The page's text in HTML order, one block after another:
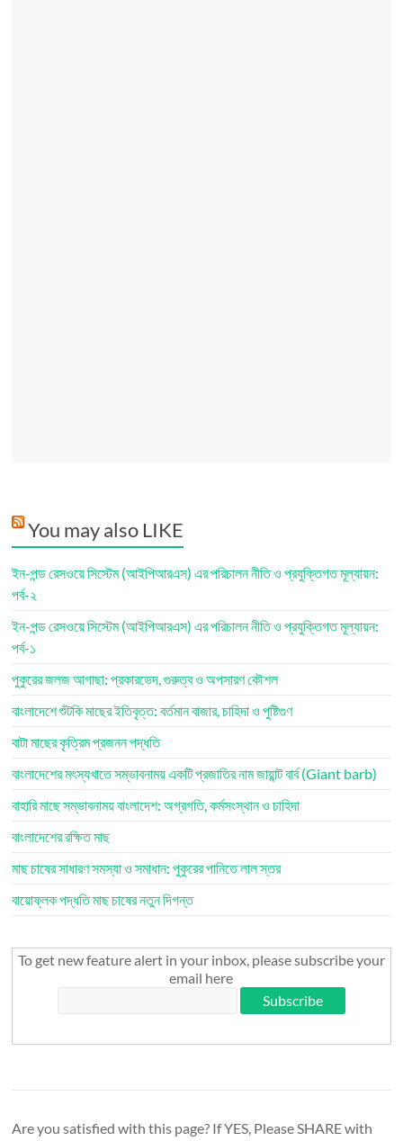
You may also LIKE
ইন-পন্ড রেসওয়ে সিস্টেম (আইপিআরএস) এর পরিচালন নীতি ও প্রযুক্তিগত মূল্যায়ন:
পর্ব-২
ইন-পন্ড রেসওয়ে সিস্টেম (আইপিআরএস) এর পরিচালন নীতি ও প্রযুক্তিগত মূল্যায়ন:
পর্ব-১
পুকুরের জলজ আগাছা: প্রকারভেদ, গুরুত্ব ও অপসারণ কৌশল
বাংলাদেশে শুঁটকি মাছের ইতিবৃত্ত: বর্তমান বাজার, চাহিদা ও পুষ্টিগুণ
বাটা মাছের কৃত্রিম প্রজনন পদ্ধতি
বাংলাদেশের মৎস্যখাতে সম্ভাবনাময় একটি প্রজাতির নাম জায়ান্ট বার্ব (Giant barb)
বাহারি মাছে সম্ভাবনাময় বাংলাদেশ: অগ্রগতি, কর্মসংস্থান ও চাহিদা
বাংলাদেশের রক্ষিত মাছ
মাছ চাষের সাধারণ সমস্যা ও সমাধান: পুকুরের পানিতে লাল স্তর
বায়োফ্লক পদ্ধতি মাছ চাষের নতুন দিগন্ত
To get new feature alert in your inbox, please subscribe your
email here
Are you satisfied with this page? If YES, Please SHARE with